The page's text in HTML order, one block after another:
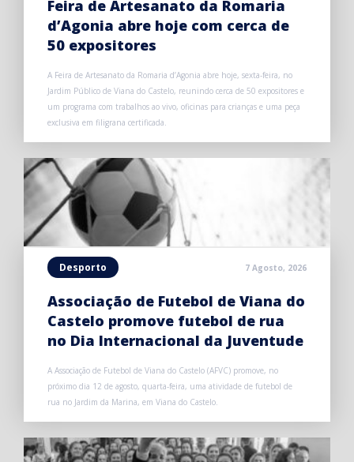
Feira de Artesanato da Romaria
d’Agonia abre hoje com cerca de
50 expositores
A Feira de Artesanato da Romaria d’Agonia abre hoje, sexta-feira, no
Jardim Público de Viana do Castelo, reunindo cerca de 50 expositores e
um programa com trabalhos ao vivo, oficinas para crianças e uma peça
exclusiva em filigrana certificada.
Desporto 7 Agosto, 2026
Associação de Futebol de Viana do
Castelo promove futebol de rua
no Dia Internacional da Juventude
A Associação de Futebol de Viana do Castelo (AFVC) promove, no
próximo dia 12 de agosto, quarta-feira, uma atividade de futebol de
rua no Jardim da Marina, em Viana do Castelo.